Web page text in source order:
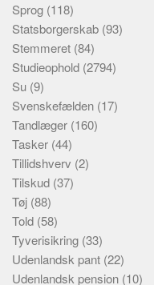
Sprog (118)
Statsborgerskab (93)
Stemmeret (84)
Studieophold (2794)
Su (9)
Svenskefælden (17)
Tandlæger (160)
Tasker (44)
Tillidshverv (2)
Tilskud (37)
Tøj (88)
Told (58)
Tyverisikring (33)
Udenlandsk pant (22)
Udenlandsk pension (10)